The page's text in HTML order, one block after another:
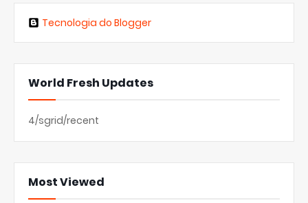
Tecnologia do Blogger
World Fresh Updates
4/sgrid/recent
Most Viewed